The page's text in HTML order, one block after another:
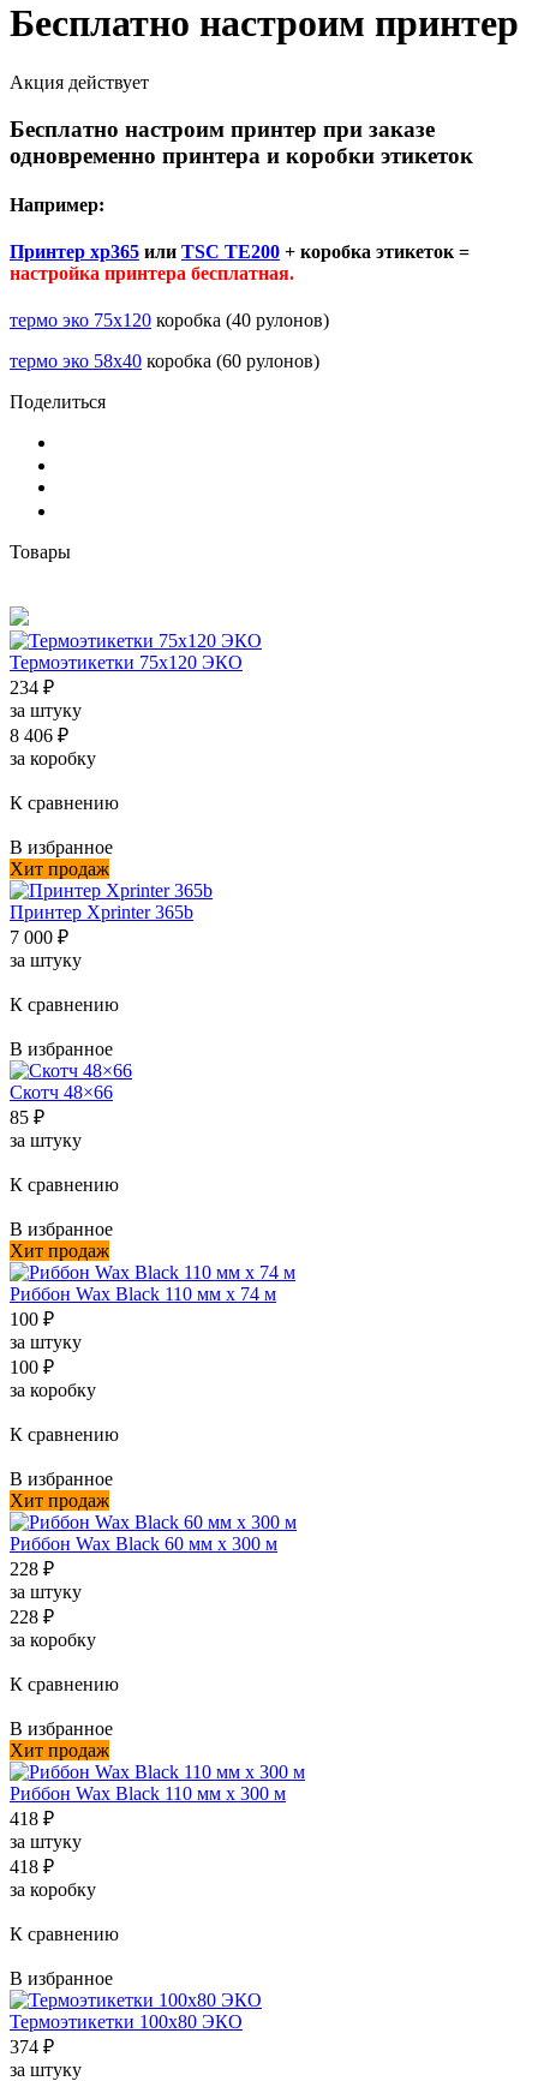
Бесплатно настроим принтер
Акция действует
Бесплатно настроим принтер при заказе
одновременно принтера и коробки этикеток
Например:
Принтер xp365 или TSC TE200 + коробка этикеток =
настройка принтера бесплатная.
термо эко 75х120 коробка (40 рулонов)
термо эко 58х40 коробка (60 рулонов)
Поделиться
Товары
Термоэтикетки 75x120 ЭКО
234 ₽
за штуку
8 406 ₽
за коробку
К сравнению
В избранное
Хит продаж
Принтер Xprinter 365b
7 000 ₽
за штуку
К сравнению
В избранное
Скотч 48×66
85 ₽
за штуку
К сравнению
В избранное
Хит продаж
Риббон Wax Black 110 мм х 74 м
100 ₽
за штуку
100 ₽
за коробку
К сравнению
В избранное
Хит продаж
Риббон Wax Black 60 мм х 300 м
228 ₽
за штуку
228 ₽
за коробку
К сравнению
В избранное
Хит продаж
Риббон Wax Black 110 мм х 300 м
418 ₽
за штуку
418 ₽
за коробку
К сравнению
В избранное
Термоэтикетки 100x80 ЭКО
374 ₽
за штуку